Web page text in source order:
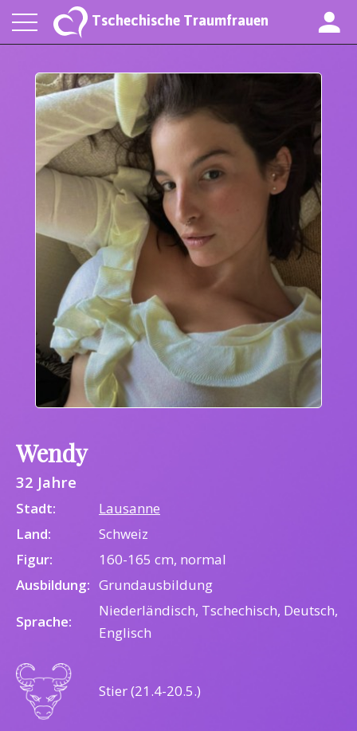
Tschechische Traumfrauen
Wendy
32 Jahre
Stadt:
Lausanne
Land:
Schweiz
Figur:
160-165 cm, normal
Ausbildung: Grundausbildung
Sprache:
Niederländisch, Tschechisch, Deutsch,
Englisch
Stier (21.4-20.5.)